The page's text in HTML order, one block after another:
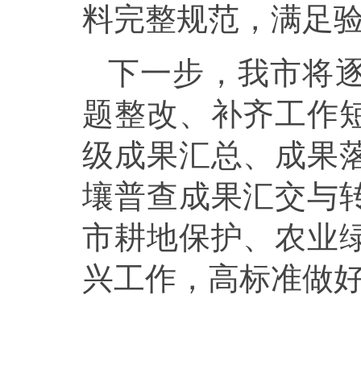
料完整规范，满足
下一步，我市将
题整改、补齐工作
级成果汇总、成果
壤普查成果汇交与
市耕地保护、农业
兴工作，高标准做